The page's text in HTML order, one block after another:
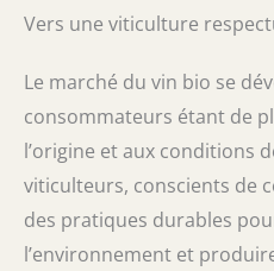
Vers une viticulture
Le marché du vin bio se
consommateurs étant de
l’origine et aux conditions
viticulteurs, conscients de
des pratiques durables
l’environnement et